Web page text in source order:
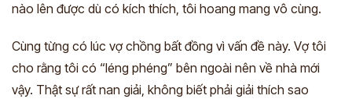
nào lên được dù có kích thích, tôi hoang mang vô cùng.
Cùng từng có lúc vợ chồng bất đồng vì vấn đề này. Vợ tôi
cho rằng tôi có “léng phéng” bên ngoài nên về nhà mới
vậy. Thật sự rất nan giải, không biết phải giải thích sao